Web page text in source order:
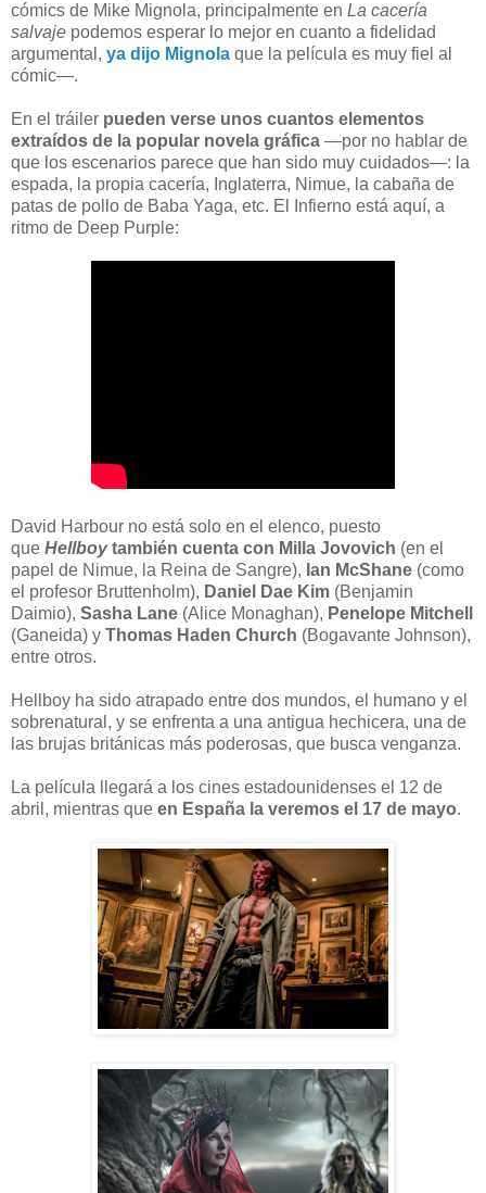
cómics de Mike Mignola, principalmente en La cacería
salvaje podemos esperar lo mejor en cuanto a fidelidad
argumental, ya dijo Mignola que la película es muy fiel al
cómic—.
En el tráiler pueden verse unos cuantos elementos
extraídos de la popular novela gráfica —por no hablar de
que los escenarios parece que han sido muy cuidados—: la
espada, la propia cacería, Inglaterra, Nimue, la cabaña de
patas de pollo de Baba Yaga, etc. El Infierno está aquí, a
ritmo de Deep Purple:
David Harbour no está solo en el elenco, puesto
que Hellboytambién cuenta con Milla Jovovich (en el
papel de Nimue, la Reina de Sangre), Ian McShane (como
el profesor Bruttenholm), Daniel Dae Kim (Benjamin
Daimio), Sasha Lane (Alice Monaghan), Penelope Mitchell
(Ganeida) y Thomas Haden Church (Bogavante Johnson),
entre otros.
Hellboy ha sido atrapado entre dos mundos, el humano y el
sobrenatural, y se enfrenta a una antigua hechicera, una de
las brujas británicas más poderosas, que busca venganza.
La película llegará a los cines estadounidenses el 12 de
abril, mientras que en España la veremos el 17 de mayo.